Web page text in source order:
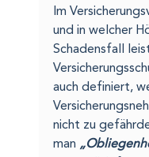
Im
und in welcher
Schadensfall
auch definiert,
nicht zu
man